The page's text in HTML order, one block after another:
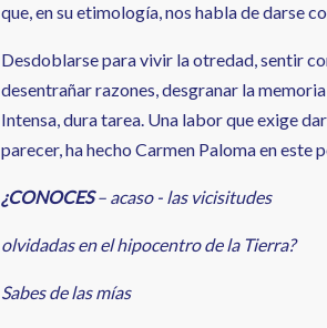
que, en su etimología, nos habla de darse
Desdoblarse para vivir la otredad, sentir
desentrañar razones, desgranar la
Intensa, dura tarea. Una labor que exige
parecer, ha hecho Carmen Paloma en este
¿CONOCES– acaso - las vicisitudes
olvidadas en el hipocentro de la Tierra?
Sabes de las mías